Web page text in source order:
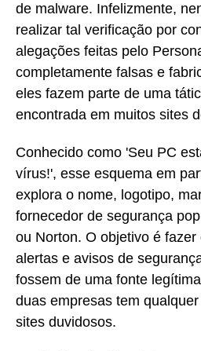
de malware. Infelizmente,
realizar tal verificação por
alegações feitas pelo
completamente falsas e
eles fazem parte de uma
encontrada em muitos sites
Conhecido como 'Seu PC
vírus!', esse esquema em
explora o nome, logotipo,
fornecedor de segurança
ou Norton. O objetivo é
alertas e avisos de
fossem de uma fonte
duas empresas tem
sites duvidosos.